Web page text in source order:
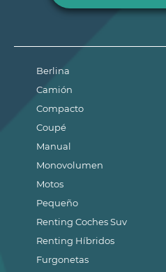
Berlina
Camión
Compacto
Coupé
Manual
Monovolumen
Motos
Pequeño
Renting Coches Suv
Renting Híbridos
Furgonetas